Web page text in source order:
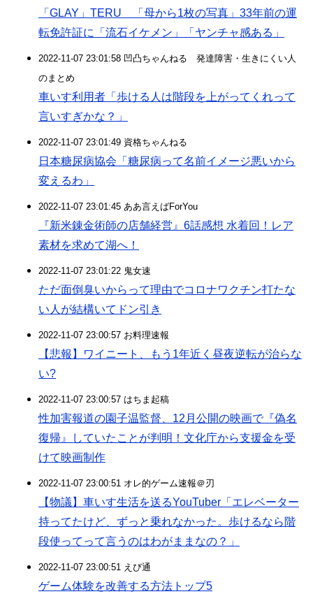
「GLAY」TERU 「母から1枚の写真」33年前の運
転免許証に「流石イケメン」「ヤンチャ感ある」
2022-11-07 23:01:58 凹凸ちゃんねる 発達障害・生きにくい人
のまとめ
車いす利用者「歩ける人は階段を上がってくれって
言いすぎかな？」
2022-11-07 23:01:49 資格ちゃんねる
日本糖尿病協会「糖尿病って名前イメージ悪いから
変えるわ」
2022-11-07 23:01:45 ああ言えばForYou
『新米錬金術師の店舗経営』6話感想 水着回！レア
素材を求めて湖へ！
2022-11-07 23:01:22 鬼女速
ただ面倒臭いからって理由でコロナワクチン打たな
い人が結構いてドン引き
2022-11-07 23:00:57 お料理速報
【悲報】ワイニート、もう1年近く昼夜逆転が治らな
い?
2022-11-07 23:00:57 はちま起稿
性加害報道の園子温監督、12月公開の映画で『偽名
復帰』していたことが判明！文化庁から支援金を受
けて映画制作
2022-11-07 23:00:51 オレ的ゲーム速報＠刃
【物議】車いす生活を送るYouTuber「エレベーター
持ってたけど、ずっと乗れなかった。歩けるなら階
段使ってって言うのはわがままなの？」
2022-11-07 23:00:51 えび通
ゲーム体験を改善する方法トップ5